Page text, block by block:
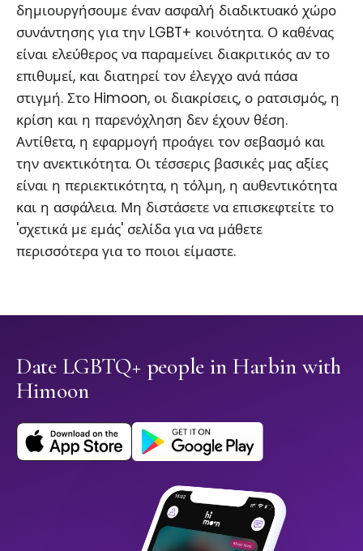
δημιουργήσουμε έναν ασφαλή διαδικτυακό χώρο
συνάντησης για την LGBT+ κοινότητα. Ο καθένας
είναι ελεύθερος να παραμείνει διακριτικός αν το
επιθυμεί, και διατηρεί τον έλεγχο ανά πάσα
στιγμή. Στο Himoon, οι διακρίσεις, ο ρατσισμός, η
κρίση και η παρενόχληση δεν έχουν θέση.
Αντίθετα, η εφαρμογή προάγει τον σεβασμό και
την ανεκτικότητα. Οι τέσσερις βασικές μας αξίες
είναι η περιεκτικότητα, η τόλμη, η αυθεντικότητα
και η ασφάλεια. Μη διστάσετε να επισκεφτείτε το
'σχετικά με εμάς' σελίδα για να μάθετε
περισσότερα για το ποιοι είμαστε.
Date LGBTQ+ people in Harbin with
Himoon